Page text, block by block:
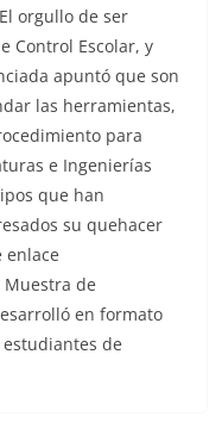
orgullo de ser
Control Escolar, y
apuntó que son
las herramientas,
para
e Ingenierías
que han
su quehacer
enlace
de
en formato
de